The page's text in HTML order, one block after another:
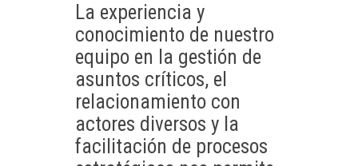
La experiencia y
conocimiento de nuestro
equipo en la gestión de
asuntos críticos, el
relacionamiento con
actores diversos y la
facilitación de procesos